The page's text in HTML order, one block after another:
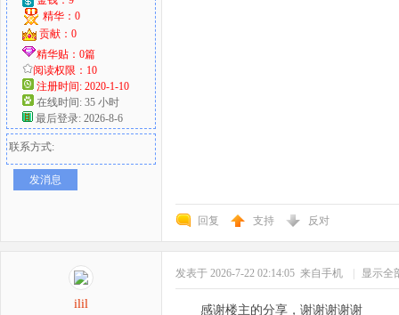
精华：0
贡献：0
精华贴：0篇
阅读权限：10
注册时间: 2020-1-10
在线时间: 35 小时
最后登录: 2026-8-6
联系方式:
发消息
回复 支持 反对
ilil
发表于 2026-7-22 02:14:05 来自手机 显示全
感谢楼主的分享，谢谢谢谢谢